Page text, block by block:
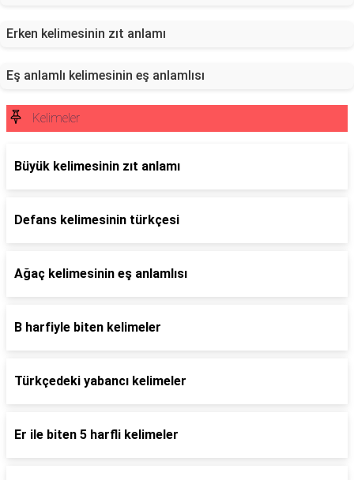
Erken kelimesinin zıt anlamı
Eş anlamlı kelimesinin eş anlamlısı
Kelimeler
Büyük kelimesinin zıt anlamı
Defans kelimesinin türkçesi
Ağaç kelimesinin eş anlamlısı
B harfiyle biten kelimeler
Türkçedeki yabancı kelimeler
Er ile biten 5 harfli kelimeler